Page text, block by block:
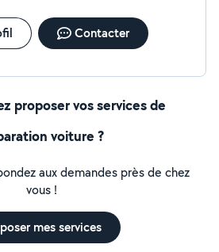
Contacter
proposer vos services de
voiture ?
aux demandes près de chez
vous !
mes services